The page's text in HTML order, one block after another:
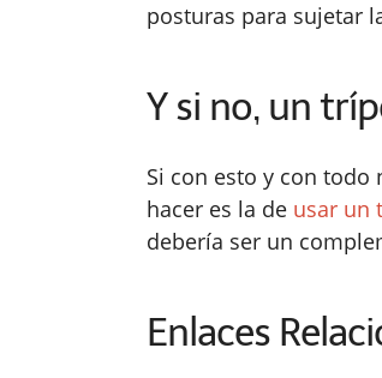
posturas para sujetar
Y si no, un
Si con esto y con
hacer es la de usar un
debería ser un
Enlaces